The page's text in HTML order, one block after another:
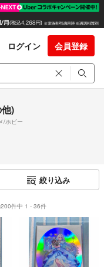
ログイン 会員登録
)
/ホビー
絞り込み
件中 1 - 36件